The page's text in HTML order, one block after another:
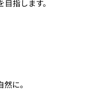
目指します。
に。